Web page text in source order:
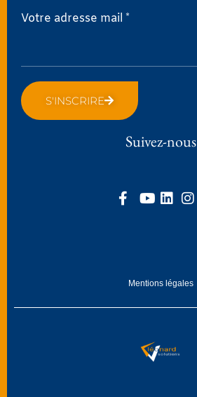
Votre adresse mail *
S'INSCRIRE
Suivez-nous
Mentions légales